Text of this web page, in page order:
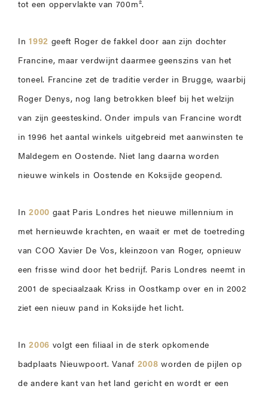
tot een oppervlakte van 700m².
In1992 geeft Roger de fakkel door aan zijn dochter
Francine, maar verdwijnt daarmee geenszins van het
toneel. Francine zet de traditie verder in Brugge, waarbij
Roger Denys, nog lang betrokken bleef bij het welzijn
van zijn geesteskind. Onder impuls van Francine wordt
in 1996 het aantal winkels uitgebreid met aanwinsten te
Maldegem en Oostende. Niet lang daarna worden
nieuwe winkels in Oostende en Koksijde geopend.
In2000 gaat Paris Londres het nieuwe millennium in
met hernieuwde krachten, en waait er met de toetreding
van COO Xavier De Vos, kleinzoon van Roger, opnieuw
een frisse wind door het bedrijf. Paris Londres neemt in
2001 de speciaalzaak Kriss in Oostkamp over en in 2002
ziet een nieuw pand in Koksijde het licht.
In2006 volgt een filiaal in de sterk opkomende
badplaats Nieuwpoort. Vanaf 2008 worden de pijlen op
de andere kant van het land gericht en wordt er een